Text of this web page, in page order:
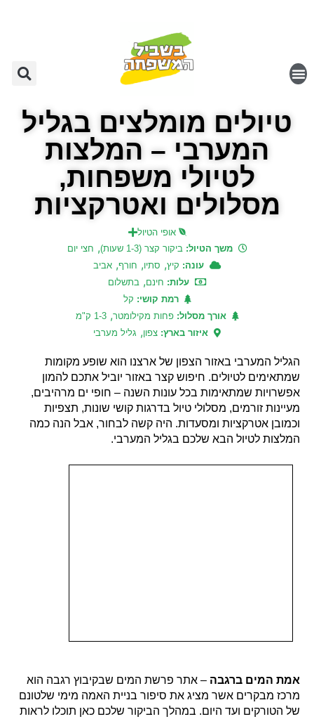
טיולים מומלצים בגליל
המערבי – המלצות
לטיולי משפחות,
מסלולים ואטרקציות
אופי הטיול
משך הטיול:ביקור קצר (1-3 שעות) , חצי יום
עונה: קיץ, סתיו, חורף, אביב
עלות: חינם, בתשלום
רמת קושי: קל
אורך מסלול:פחות מקילומטר, 1-3 ק"מ
איזור בארץ: צפון, גליל מערבי
הגליל המערבי באזור הצפון של ארצנו הוא שופע מקומות
שמתאימים לטיולים. חיפוש קצר באזור יוביל אתכם להמון
אפשרויות שמתאימות בכל עונות השנה – חופי ים מרהיבים,
מעיינות זורמים, מסלולי טיול בדרגות קושי שונות, תצפיות
וכמובן אטרקציות ומסעדות. היה קשה לבחור, אבל הנה כמה
המלצות לטיול הבא שלכם בגליל המערבי.
אמת המים ברגבה – אתר פרשת המים שבקיבוץ רגבה הוא
מרכז מבקרים אשר מציג את סיפור בניית האמה מימי שלטונם
של הטורקים ועד היום. במהלך הביקור שלכם כאן תוכלו לראות